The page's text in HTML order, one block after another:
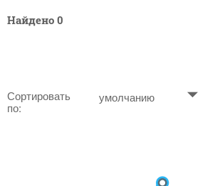
Найдено 0
Сортировать
по:
умолчанию